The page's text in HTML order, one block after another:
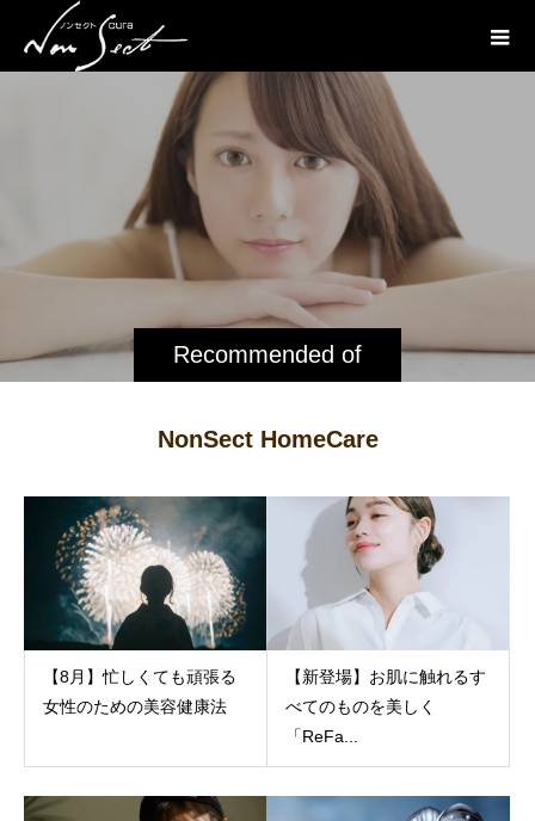
Recommended of
NonSect HomeCare
【8月】忙しくても頑張る
女性のための美容健康法
【新登場】お肌に触れるす
べてのものを美しく
「ReFa...